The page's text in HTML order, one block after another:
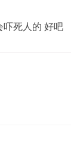
吓死人的 好吧